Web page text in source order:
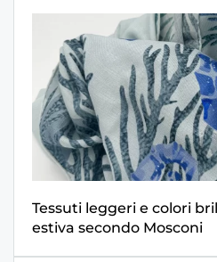
Tessuti leggeri e colori
estiva secondo Mosconi